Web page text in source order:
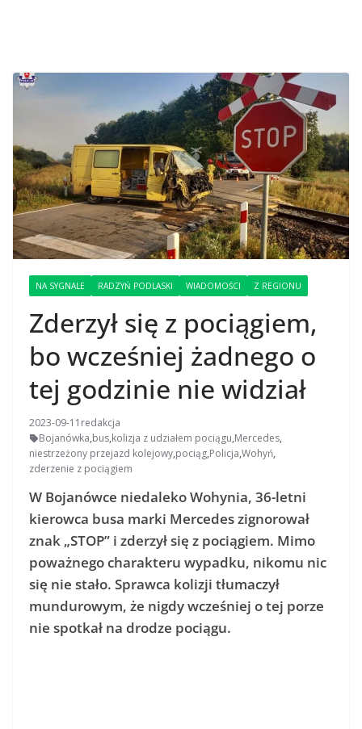
NA SYGNALE RADZYŃ PODLASKI WIADOMOŚCI Z REGIONU
Zderzył się z pociągiem,
bo wcześniej żadnego o
tej godzinie nie widział
2023-09-11 redakcja
Bojanówka,bus,kolizja z udziałem pociągu,Mercedes,
niestrzeżony przejazd kolejowy,pociąg,Policja,Wohyń,
zderzenie z pociągiem
W Bojanówce niedaleko Wohynia, 36-letni
kierowca busa marki Mercedes zignorował
znak „STOP” i zderzył się z pociągiem. Mimo
poważnego charakteru wypadku, nikomu nic
się nie stało. Sprawca kolizji tłumaczył
mundurowym, że nigdy wcześniej o tej porze
nie spotkał na drodze pociągu.